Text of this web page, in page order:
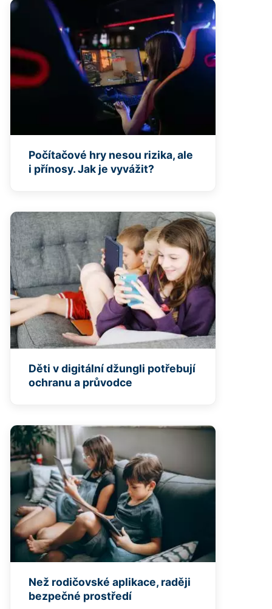
Počítačové hry nesou rizika, ale
i přínosy. Jak je vyvážit?
Děti v digitální džungli potřebují
ochranu a průvodce
Než rodičovské aplikace, raději
bezpečné prostředí